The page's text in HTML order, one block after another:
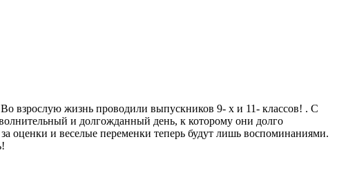
взрослую жизнь проводили выпускников 9- х и 11- классов! . С
и долгожданный день, к которому они долго
оценки и веселые переменки теперь будут лишь воспоминаниями.